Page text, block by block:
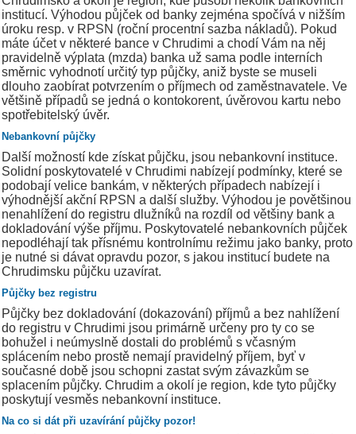
institucí. Výhodou půjček od banky zejména spočívá v nižším
úroku resp. v RPSN (roční procentní sazba nákladů). Pokud
máte účet v některé bance v Chrudimi a chodí Vám na něj
pravidelně výplata (mzda) banka už sama podle interních
směrnic vyhodnotí určitý typ půjčky, aniž byste se museli
dlouho zaobírat potvrzením o příjmech od zaměstnavatele. Ve
většině případů se jedná o kontokorent, úvěrovou kartu nebo
spotřebitelský úvěr.
Nebankovní půjčky
Další možností kde získat půjčku, jsou nebankovní instituce.
Solidní poskytovatelé v Chrudimi nabízejí podmínky, které se
podobají velice bankám, v některých případech nabízejí i
výhodnější akční RPSN a další služby. Výhodou je povětšinou
nenahlížení do registru dlužníků na rozdíl od většiny bank a
dokladování výše příjmu. Poskytovatelé nebankovních půjček
nepodléhají tak přísnému kontrolnímu režimu jako banky, proto
je nutné si dávat opravdu pozor, s jakou institucí budete na
Chrudimsku půjčku uzavírat.
Půjčky bez registru
Půjčky bez dokladování (dokazování) příjmů a bez nahlížení
do registru v Chrudimi jsou primárně určeny pro ty co se
bohužel i neúmyslně dostali do problémů s včasným
splácením nebo prostě nemají pravidelný příjem, byť v
současné době jsou schopni zastat svým závazkům se
splacením půjčky. Chrudim a okolí je region, kde tyto půjčky
poskytují vesměs nebankovní instituce.
Na co si dát při uzavírání půjčky pozor!